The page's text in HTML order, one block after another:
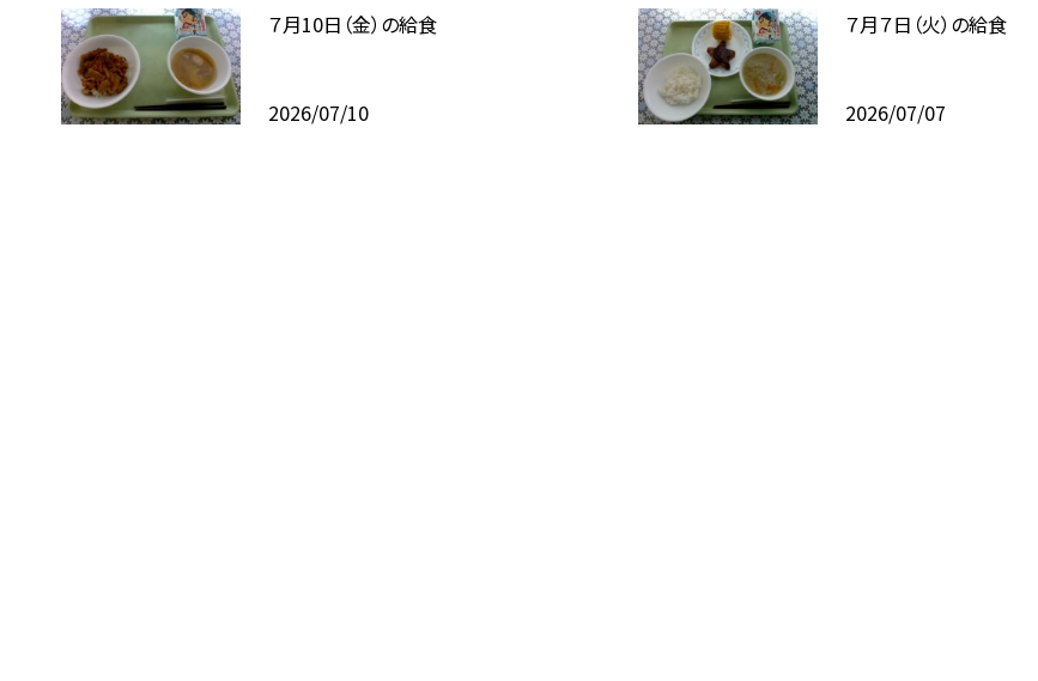
７月10日（金）の給食
2026/07/10
７月７日（火）の給食
2026/07/07